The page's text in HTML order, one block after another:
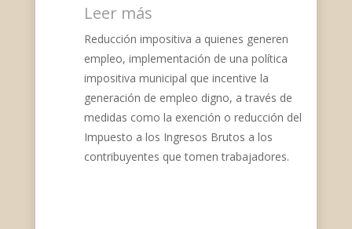
Leer más
Reducción impositiva a quienes generen
empleo, implementación de una política
impositiva municipal que incentive la
generación de empleo digno, a través de
medidas como la exención o reducción del
Impuesto a los Ingresos Brutos a los
contribuyentes que tomen trabajadores.